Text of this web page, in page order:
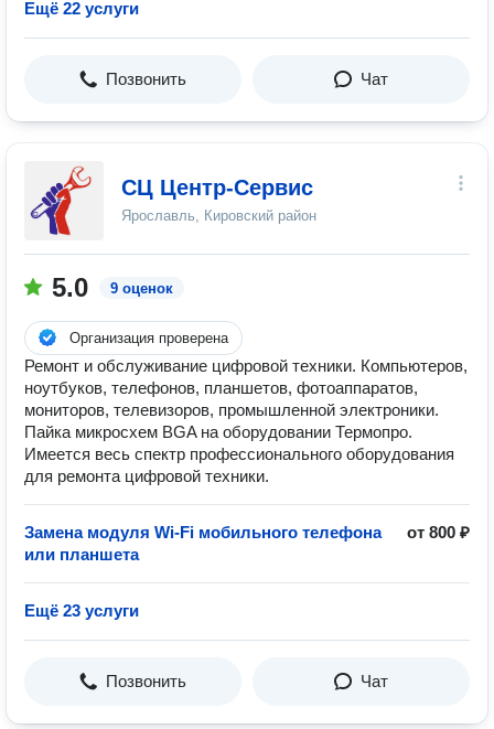
Ещё 22 услуги
Позвонить Чат
СЦ Центр-Сервис
Ярославль, Кировский район
5.0 9 оценок
Организация проверена
Ремонт и обслуживание цифровой техники. Компьютеров,
ноутбуков, телефонов, планшетов, фотоаппаратов,
мониторов, телевизоров, промышленной электроники.
Пайка микросхем BGA на оборудовании Термопро.
Имеется весь спектр профессионального оборудования
для ремонта цифровой техники.
Замена модуля Wi-Fi мобильного телефона
или планшета
от 800 ₽
Ещё 23 услуги
Позвонить Чат